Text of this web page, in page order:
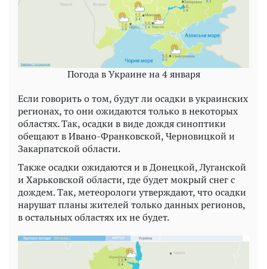
Погода в Украине на 4 января
Если говорить о том, будут ли осадки в украинских
регионах, то они ожидаются только в некоторых
областях. Так, осадки в виде дождя синоптики
обещают в Ивано-Франковской, Черновицкой и
Закарпатской области.
Также осадки ожидаются и в Донецкой, Луганской
и Харьковской области, где будет мокрый снег с
дождем. Так, метеорологи утверждают, что осадки
нарушат планы жителей только данных регионов,
в остальных областях их не будет.